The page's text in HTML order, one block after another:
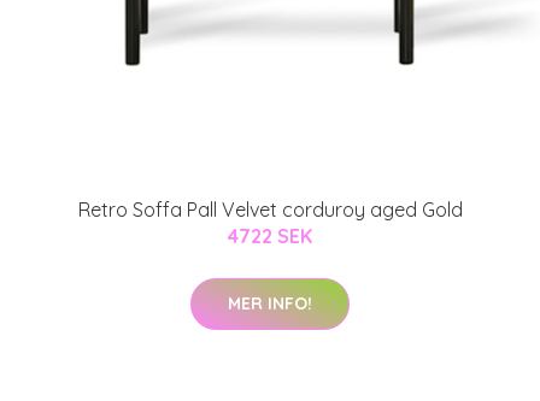
Retro Soffa Pall Velvet corduroy aged Gold
4722 SEK
MER INFO!